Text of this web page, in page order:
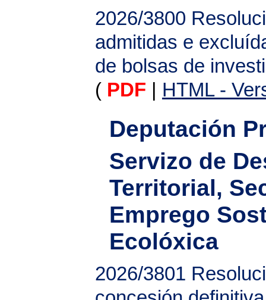
2026/3800
admitidas e
de bolsas de
( PDF HTML -
Deputación
Servizo de
Territorial,
Emprego
Ecolóxica
2026/3801